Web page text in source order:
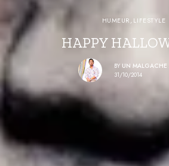
HUMEUR,LIFESTYLE
HAPPY
BY UN MALGACHE
31/10/2014